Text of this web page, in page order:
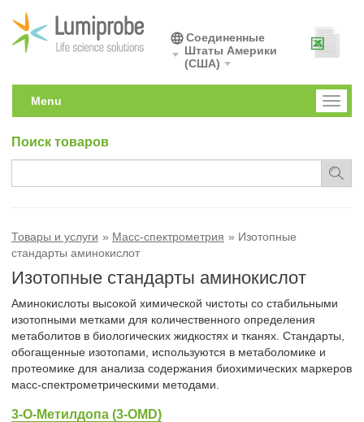
Соединенные
Штаты Америки
(США)
Toggle
Menu
Поиск товаров
Товары и услуги Масс-спектрометрия
Изотопные
стандарты аминокислот
Изотопные стандарты аминокислот
Аминокислоты высокой химической чистоты со стабильными
изотопными метками для количественного определения
метаболитов в биологических жидкостях и тканях. Стандарты,
обогащенные изотопами, используются в метаболомике и
протеомике для анализа содержания биохимических маркеров
масс-спектрометрическими методами.
3-O-Метилдопа (3-OMD)